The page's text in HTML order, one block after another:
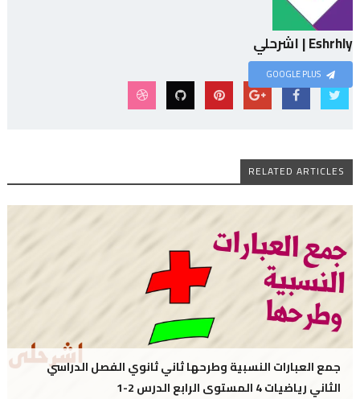
Eshrhly | اشرحلي
GOOGLE PLUS
RELATED ARTICLES
جمع العبارات النسبية وطرحها ثاني ثانوي الفصل الدراسي
الثاني رياضيات 4 المستوى الرابع الدرس 2-1